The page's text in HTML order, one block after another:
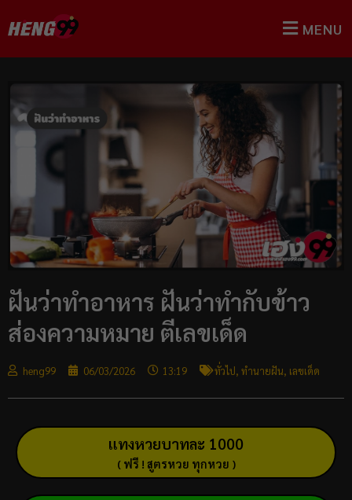
MENU
ฝันว่าทำอาหาร ฝันว่าทำกับข้าว
ส่องความหมาย ตีเลขเด็ด
heng99 06/03/2026 13:19 ทั่วไป, ทำนายฝัน, เลขเด็ด
แทงหวยบาทละ 1000
( ฟรี ! สูตรหวย ทุกหวย )